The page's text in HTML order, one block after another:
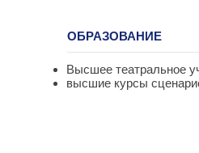
ОБРАЗОВАНИЕ
Высшее театральное
высшие курсы